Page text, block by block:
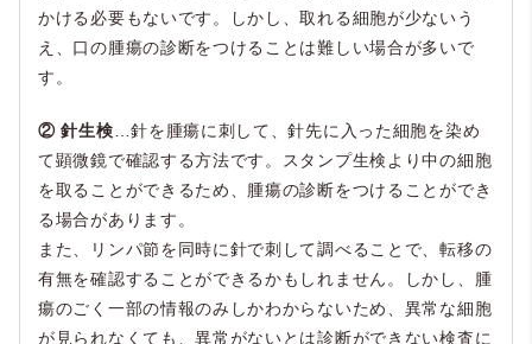
かける必要もないです。しかし、取れる細胞が少ないう
え、口の腫瘍の診断をつけることは難しい場合が多いで
す。
② 針生検…針を腫瘍に刺して、針先に入った細胞を染め
て顕微鏡で確認する方法です。スタンプ生検より中の細胞
を取ることができるため、腫瘍の診断をつけることができ
る場合があります。
また、リンパ節を同時に針で刺して調べることで、転移の
有無を確認することができるかもしれません。しかし、腫
瘍のごく一部の情報のみしかわからないため、異常な細胞
が見られなくても、異常がないとは診断ができない検査に